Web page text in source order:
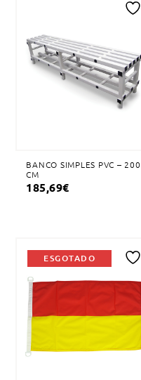
de
BANCO SIMPLES PVC – 200
CM
185,69€
ESGOTADO
à
lista